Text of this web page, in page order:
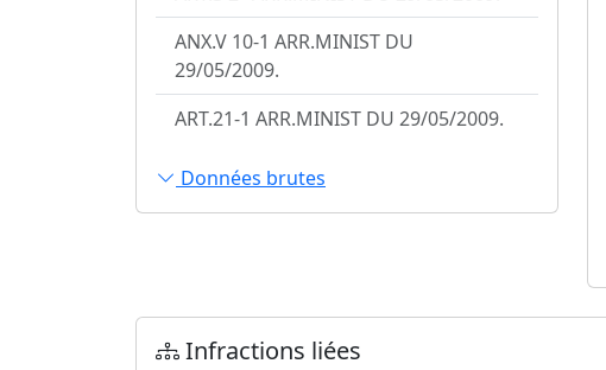
ANX.V 10-1 ARR.MINIST DU
29/05/2009.
ART.21-1 ARR.MINIST DU 29/05/2009.
Données brutes
Infractions liées